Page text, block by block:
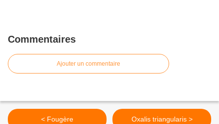
Commentaires
Ajouter un commentaire
< Fougère Oxalis triangularis >